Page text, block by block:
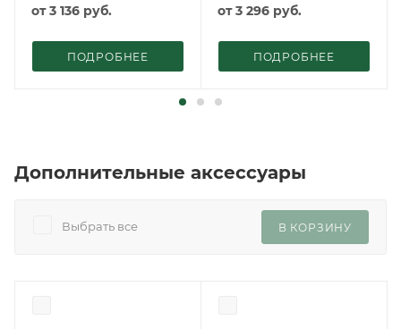
от 3 136 руб.
ПОДРОБНЕЕ
от 3 296 руб.
ПОДРОБНЕЕ
Дополнительные аксессуары
Выбрать все В КОРЗИНУ